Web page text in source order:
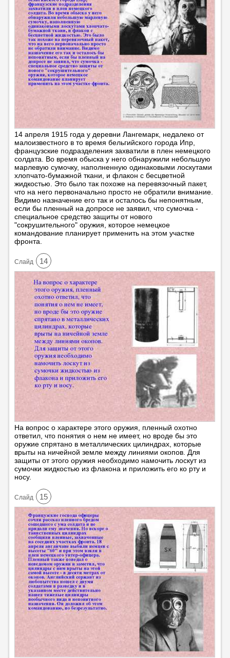
14 апреля 1915 года у деревни Лангемарк, недалеко от
малоизвестного в то время бельгийского города Ипр,
французские подразделения захватили в плен немецкого
солдата. Во время обыска у него обнаружили небольшую
марлевую сумочку, наполненную одинаковыми лоскутами
хлопчато-бумажной ткани, и флакон с бесцветной
жидкостью. Это было так похоже на перевязочный пакет,
что на него первоначально просто не обратили внимание.
Видимо назначение его так и осталось бы непонятным,
если бы пленный на допросе не заявил, что сумочка -
специальное средство защиты от нового
"сокрушительного" оружия, которое немецкое
командование планирует применить на этом участке
фронта.
Cлайд 14
На вопрос о характере этого оружия, пленный охотно
ответил, что понятия о нем не имеет, но вроде бы это
оружие спрятано в металлических цилиндрах, которые
врыты на ничейной земле между линиями окопов. Для
защиты от этого оружия необходимо намочить лоскут из
сумочки жидкостью из флакона и приложить его ко рту и
носу.
Cлайд 15